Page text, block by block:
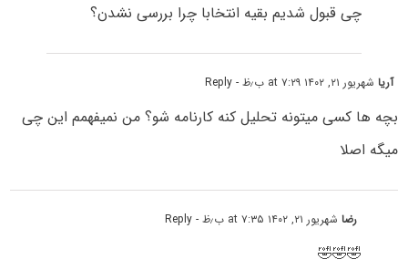
چی قبول شدیم بقیه انتخابا چرا بررسی نشدن؟
آریاشهریور ۲۱, ۱۴۰۲ at ۷:۲۹ ب٫ظ - Reply
بچه ها کسی میتونه تحلیل کنه کارنامه شو؟ من نمیفهمم این چی
میگه اصلا
رضاشهریور ۲۱, ۱۴۰۲ at ۷:۳۵ ب٫ظ - Reply
🤣🤣🤣